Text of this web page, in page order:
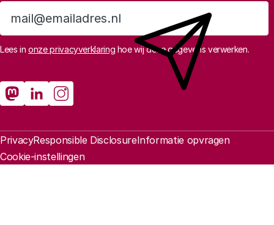
Aanmelden
Lees inonze privacyverklaring hoe wij deze gegevens verwerken.
Sociale media
Rathenau Mastodon
Rathenau LinkedIn
Rathenau Instagram
Juridische informatie
PrivacyResponsible DisclosureInformatie opvragen
Cookie-instellingen